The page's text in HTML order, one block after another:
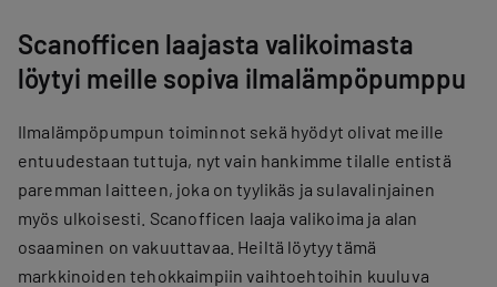
Scanofficen laajasta valikoimasta
löytyi meille sopiva ilmalämpöpumppu
Ilmalämpöpumpun toiminnot sekä hyödyt olivat meille
entuudestaan tuttuja, nyt vain hankimme tilalle entistä
paremman laitteen, joka on tyylikäs ja sulavalinjainen
myös ulkoisesti. Scanofficen laaja valikoima ja alan
osaaminen on vakuuttavaa. Heiltä löytyy tämä
markkinoiden tehokkaimpiin vaihtoehtoihin kuuluva